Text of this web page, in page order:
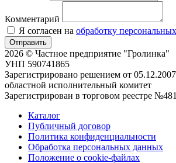
Комментарий
Я согласен на обработку
Отправить
2026 © Частное предприятие "Гролинка"
УНП 590741865
Зарегистрировано решением от
областной исполнительный комитет
Зарегистрирован в торговом реестре
Каталог
Публичный договор
Политика конфиденциальности
Обработка персональных данных
Положение о cookie-файлах